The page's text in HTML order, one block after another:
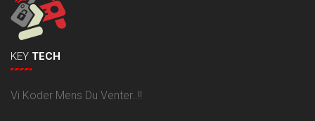
KEY TECH
Vi Koder Mens Du Venter..!!